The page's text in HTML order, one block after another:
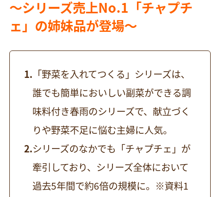
〜シリーズ売上No.1「チャプチ
ェ」の姉妹品が登場〜
「野菜を入れてつくる」シリーズは、
誰でも簡単においしい副菜ができる調
味料付き春雨のシリーズで、献立づく
りや野菜不足に悩む主婦に人気。
シリーズのなかでも「チャプチェ」が
牽引しており、シリーズ全体において
過去5年間で約6倍の規模に。※資料1